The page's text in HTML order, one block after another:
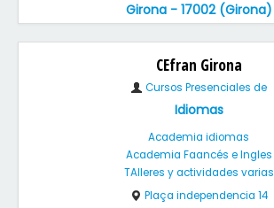
Girona - 17002 (Girona)
CEfran Girona
Cursos Presenciales de
Idiomas
Academia idiomas
Academia Faancés e Ingles
TAlleres y actividades varias
Plaça independencia 14